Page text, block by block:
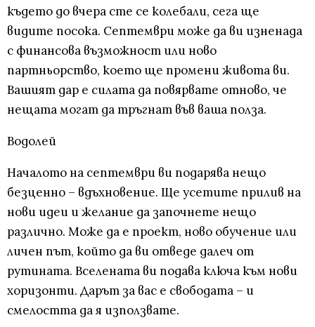
където до вчера сте се колебали, сега ще
видите посока. Септември може да ви изненада
с финансова възможност или ново
партньорство, което ще промени живота ви.
Вашият дар е силата да повярвате отново, че
нещата могат да тръгнат във ваша полза.
Водолей
Началото на септември ви подарява нещо
безценно – вдъхновение. Ще усетите прилив на
нови идеи и желание да започнете нещо
различно. Може да е проект, ново обучение или
личен път, който да ви отведе далеч от
рутината. Вселената ви подава ключа към нови
хоризонти. Дарът за вас е свободата – и
смелостта да я използвате.